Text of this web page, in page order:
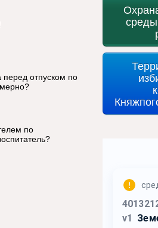
перед отпуском по
по